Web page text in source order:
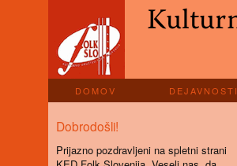
DOMOV DEJAVNOSTI
Dobrodošli!
Prijazno pozdravljeni na spletni strani